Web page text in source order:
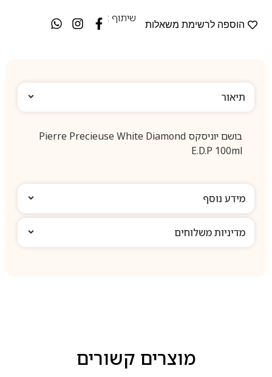
הוספה לרשימת משאלות
שיתוף :
תיאור
בושם יוניסקס Pierre Precieuse White Diamond
E.D.P 100ml
מידע נוסף
מדיניות משלוחים
מוצרים קשורים